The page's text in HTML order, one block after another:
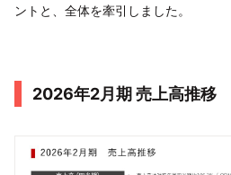
ントと、全体を牽引しました。
2026年2月期 売上高推移